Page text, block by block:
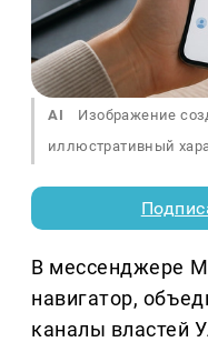
AI
Изображение
иллюстративный
В мессенджере
навигатор,
каналы властей